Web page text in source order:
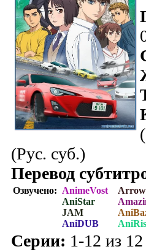
(Рус. суб.)
Перевод
Озвучено: AnimeVost
AniStar
JAM
AniDUB
Серии: 1-12 из